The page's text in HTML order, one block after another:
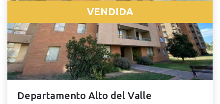
VENDIDA
Departamento Alto del Valle